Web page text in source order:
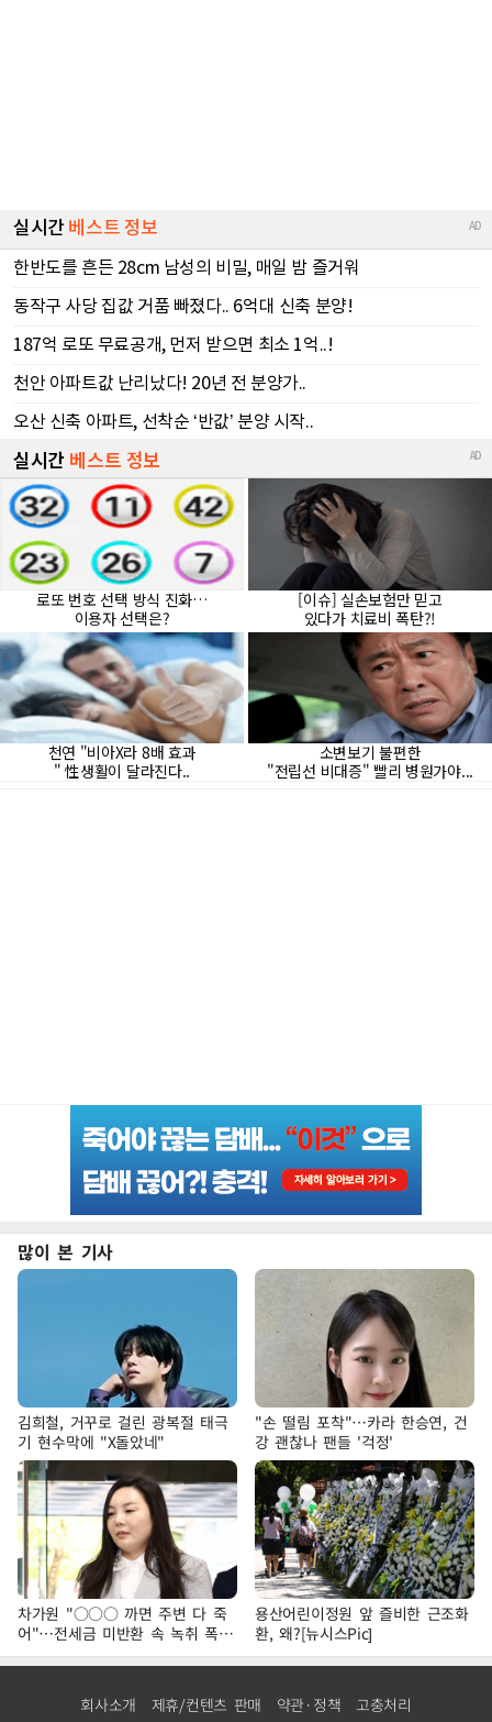
많이 본 기사
김희철, 거꾸로 걸린 광복절 태극
기 현수막에 "X돌았네"
"손 떨림 포착"…카라 한승연, 건
강 괜찮나 팬들 '걱정'
차가원 "○○○ 까면 주변 다 죽
어"…전세금 미반환 속 녹취 폭로
파장
용산어린이정원 앞 즐비한 근조화
환, 왜?[뉴시스Pic]
회사소개 제휴/컨텐츠 판매 약관·정책 고충처리